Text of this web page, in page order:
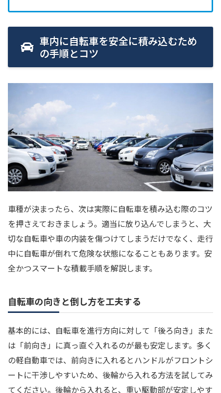
車内に自転車を安全に積み込むため
の手順とコツ
車種が決まったら、次は実際に自転車を積み込む際のコツ
を押さえておきましょう。適当に放り込んでしまうと、大
切な自転車や車の内装を傷つけてしまうだけでなく、走行
中に自転車が倒れて危険な状態になることもあります。安
全かつスマートな積載手順を解説します。
自転車の向きと倒し方を工夫する
基本的には、自転車を進行方向に対して「後ろ向き」また
は「前向き」に真っ直ぐ入れるのが最も安定します。多く
の軽自動車では、前向きに入れるとハンドルがフロントシ
ートに干渉しやすいため、後輪から入れる方法を試してみ
てください。後輪から入れると、重い駆動部が安定しやす